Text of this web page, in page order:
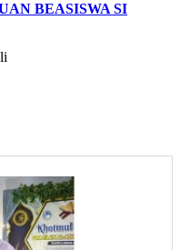
BEASISWA SI